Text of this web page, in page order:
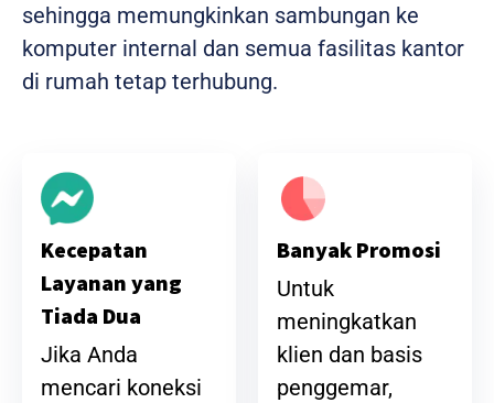
sehingga memungkinkan sambungan ke
komputer internal dan semua fasilitas kantor
di rumah tetap terhubung.
Kecepatan
Layanan yang
Tiada Dua
Jika Anda
mencari koneksi
Banyak Promosi
Untuk
meningkatkan
klien dan basis
penggemar,